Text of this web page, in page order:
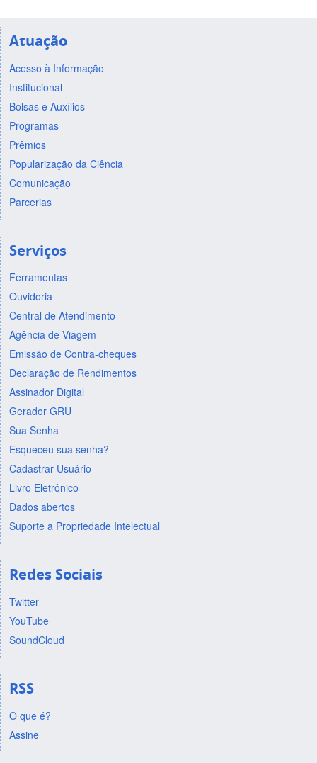
Atuação
Acesso à Informação
Institucional
Bolsas e Auxílios
Programas
Prêmios
Popularização da Ciência
Comunicação
Parcerias
Serviços
Ferramentas
Ouvidoria
Central de Atendimento
Agência de Viagem
Emissão de Contra-cheques
Declaração de Rendimentos
Assinador Digital
Gerador GRU
Sua Senha
Esqueceu sua senha?
Cadastrar Usuário
Livro Eletrônico
Dados abertos
Suporte a Propriedade Intelectual
Redes Sociais
Twitter
YouTube
SoundCloud
RSS
O que é?
Assine